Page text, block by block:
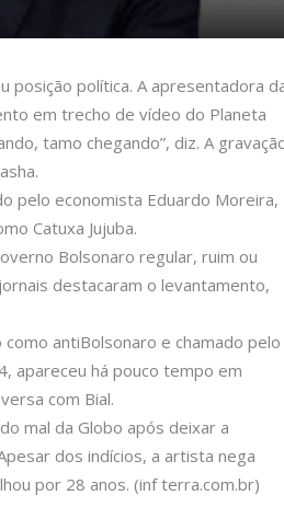
posição política. A apresentadora
em trecho de vídeo do Planeta
tamo chegando”, diz. A
pelo economista Eduardo Moreira,
Catuxa Jujuba.
Bolsonaro regular, ruim ou
destacaram o levantamento,
antiBolsonaro e chamado pelo
apareceu há pouco tempo em
com Bial.
mal da Globo após deixar a
dos indícios, a artista nega
por 28 anos. (inf terra.com.br)